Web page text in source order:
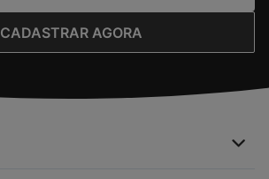
CADASTRAR AGORA